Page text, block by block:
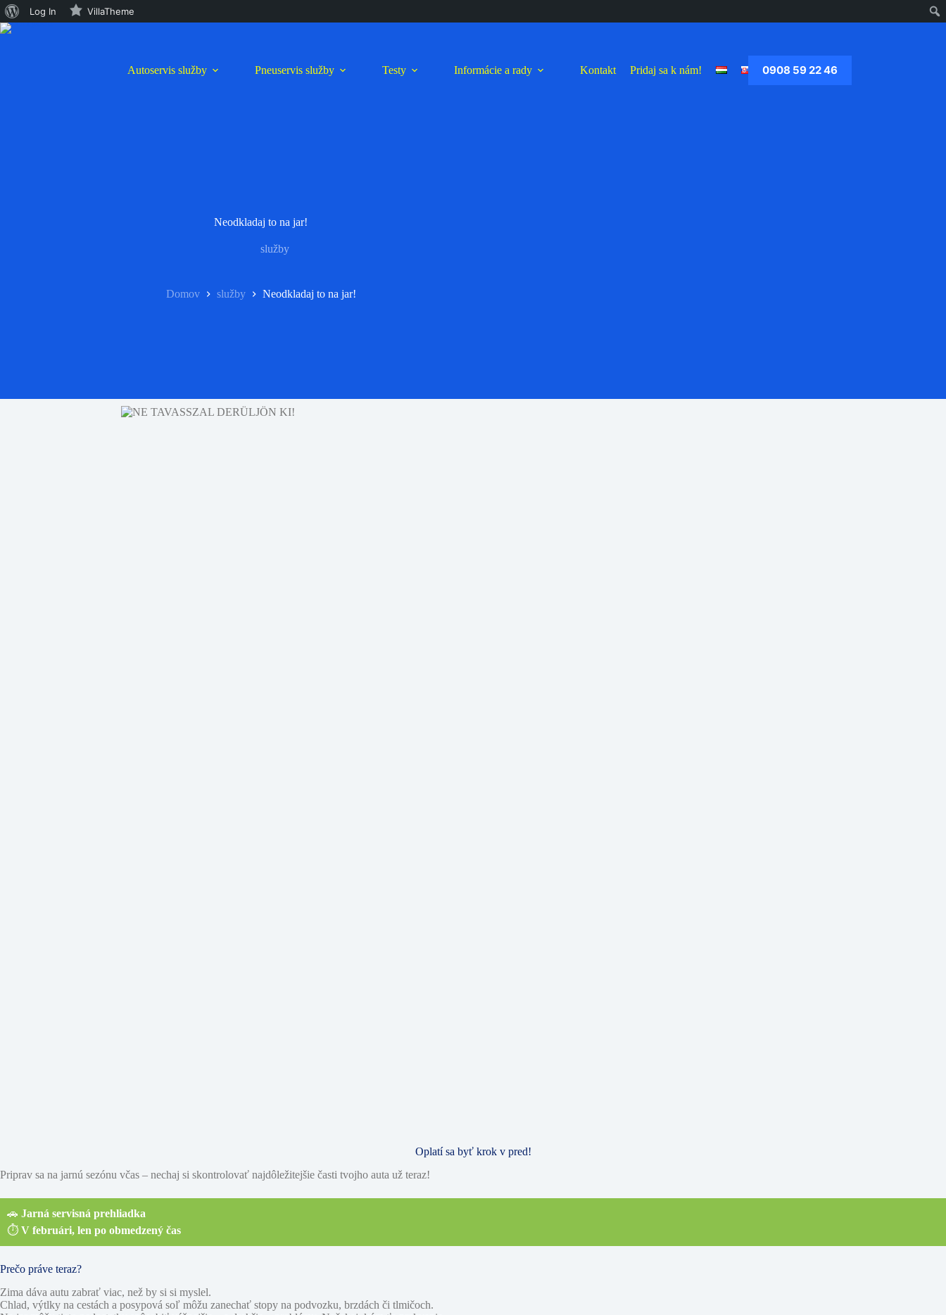
Log In VillaTheme
Preskočiť
Autoservis služby
Pneuservis služby Testy Informácie a rady Kontakt Pridaj sa k nám! 0908 59 22 46
Neodkladaj to na jar!
služby
Domov služby Neodkladaj to na jar!
Oplatí sa byť krok v pred!
Priprav sa na jarnú sezónu včas – nechaj si skontrolovať najdôležitejšie časti tvojho auta už teraz!
🚗 Jarná servisná prehliadka
⏱️ V februári, len po obmedzený čas
Prečo práve teraz?
Zima dáva autu zabrať viac, než by si si myslel.
Chlad, výtlky na cestách a posypová soľ môžu zanechať stopy na podvozku, brzdách či tlmičoch.